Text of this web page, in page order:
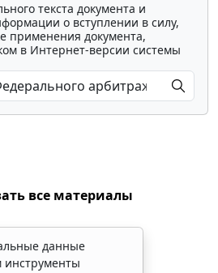
текста документа и
о вступлении в силу,
применения документа,
в Интернет-версии системы
все материалы
данные
инструменты